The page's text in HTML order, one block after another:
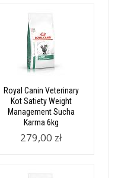
Royal Canin Veterinary
Kot Satiety Weight
Management Sucha
Karma 6kg
279,00 zł